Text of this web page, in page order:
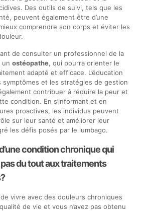
Des outils de suivi, tels que les
peuvent également être d’une
comprendre son corps et éviter les
de consulter un professionnel de la
un ostéopathe, qui pourra orienter le
adapté et efficace. L’éducation
symptômes et les stratégies de gestion
contribuer à réduire la peur et
condition. En s’informant et en
proactives, les individus peuvent
sur leur santé et améliorer leur
les défis posés par le lumbago.
condition chronique qui
du tout aux traitements
vivre avec des douleurs chroniques
de vie et vous n’avez pas obtenu